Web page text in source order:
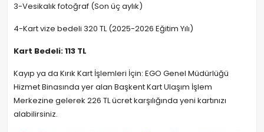
3-Vesikalık fotoğraf (Son üç aylık)
4-Kart vize bedeli 320 TL (2025-2026 Eğitim Yılı)
Kart Bedeli: 113 TL
Kayıp ya da Kırık Kart İşlemleri İçin: EGO Genel Müdürlüğü
Hizmet Binasında yer alan Başkent Kart Ulaşım İşlem
Merkezine gelerek 226 TL ücret karşılığında yeni kartınızı
alabilirsiniz.